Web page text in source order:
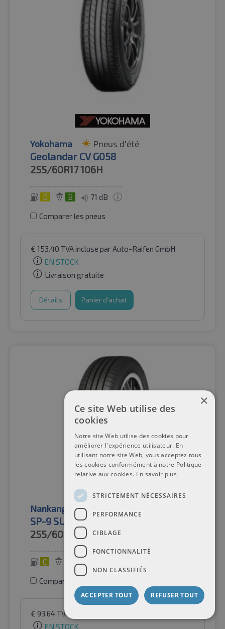
Yokohama Pneus d'été
Geolandar CV G058
255/60R17106H
D B 71 dB
Comparer les pneus
€ 153.40 TVA incluse par Auto-Raifen GmbH
EN STOCK
Livraison gratuite
Détails Panier d'achat
Nankang
SP-9 SUV XL
255/60R17
110V
C
Comparer les pneus
€ 93.64TVA incluse
EN STOCK
×
Ce site Web utilise des
cookies
Notre site Web utilise des cookies pour
améliorer l'expérience utilisateur. En
utilisant notre site Web, vous acceptez tous
les cookies conformément à notre Politique
relative aux cookies. En savoir plus
STRICTEMENT NÉCESSAIRES
PERFORMANCE
CIBLAGE
FONCTIONNALITÉ
NON CLASSIFIÉS
ACCEPTER TOUT REFUSER TOUT